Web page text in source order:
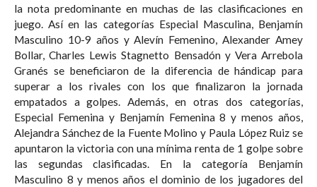
la nota predominante en muchas de las clasificaciones en
juego. Así en las categorías Especial Masculina, Benjamín
Masculino 10-9 años y Alevín Femenino, Alexander Amey
Bollar, Charles Lewis Stagnetto Bensadón y Vera Arrebola
Granés se beneficiaron de la diferencia de hándicap para
superar a los rivales con los que finalizaron la jornada
empatados a golpes. Además, en otras dos categorías,
Especial Femenina y Benjamín Femenina 8 y menos años,
Alejandra Sánchez de la Fuente Molino y Paula López Ruiz se
apuntaron la victoria con una mínima renta de 1 golpe sobre
las segundas clasificadas. En la categoría Benjamín
Masculino 8 y menos años el dominio de los jugadores del